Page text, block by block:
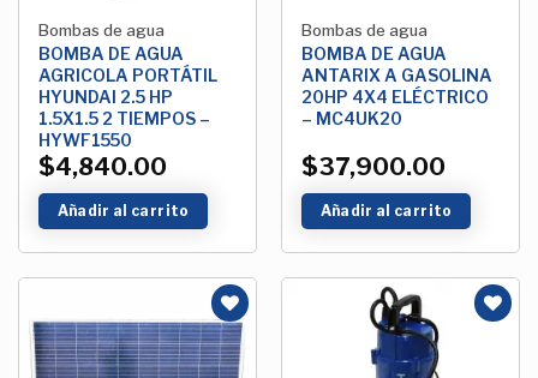
Bombas de agua
BOMBA DE AGUA
AGRICOLA PORTÁTIL
HYUNDAI 2.5 HP
1.5X1.5 2 TIEMPOS –
HYWF1550
$4,840.00
Añadir al carrito
Bombas de agua
BOMBA DE AGUA
ANTARIX A GASOLINA
20HP 4X4 ELÉCTRICO
– MC4UK20
$37,900.00
Añadir al carrito
Añadir
a la